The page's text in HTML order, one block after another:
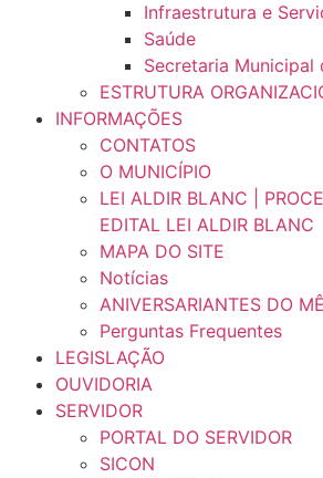
Infraestrutura e
Saúde
Secretaria Municipal
ESTRUTURA
INFORMAÇÕES
CONTATOS
O MUNICÍPIO
LEI ALDIR BLANC |
EDITAL LEI ALDIR BLANC
MAPA DO SITE
Notícias
ANIVERSARIANTES DO
Perguntas Frequentes
LEGISLAÇÃO
OUVIDORIA
SERVIDOR
PORTAL DO SERVIDOR
SICON